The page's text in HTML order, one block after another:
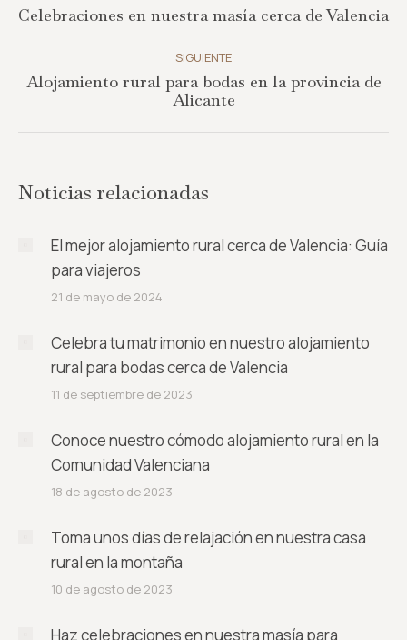
publicaciones
Publicación
Celebraciones en nuestra masía cerca de Valencia
SIGUIENTE
Publicación
Alojamiento rural para bodas en la provincia de
Alicante
Noticias relacionadas
El mejor alojamiento rural cerca de Valencia: Guía
para viajeros
21 de mayo de 2024
Celebra tu matrimonio en nuestro alojamiento
rural para bodas cerca de Valencia
11 de septiembre de 2023
Conoce nuestro cómodo alojamiento rural en la
Comunidad Valenciana
18 de agosto de 2023
Toma unos días de relajación en nuestra casa
rural en la montaña
10 de agosto de 2023
Haz celebraciones en nuestra masía para